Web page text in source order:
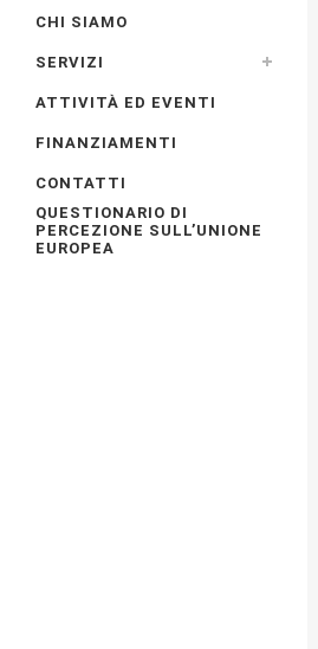
CHI SIAMO
SERVIZI
ATTIVITÀ ED EVENTI
FINANZIAMENTI
CONTATTI
QUESTIONARIO DI
PERCEZIONE SULL’UNIONE
EUROPEA